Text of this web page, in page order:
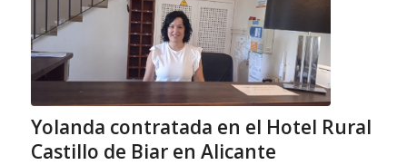
Yolanda contratada en el Hotel Rural
Castillo de Biar en Alicante